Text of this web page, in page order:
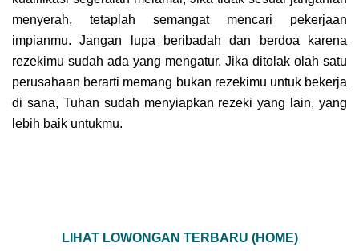
menyerah, tetaplah semangat mencari pekerjaan
impianmu. Jangan lupa beribadah dan berdoa karena
rezekimu sudah ada yang mengatur. Jika ditolak olah satu
perusahaan berarti memang bukan rezekimu untuk bekerja
di sana, Tuhan sudah menyiapkan rezeki yang lain, yang
lebih baik untukmu.
LIHAT LOWONGAN TERBARU (HOME)